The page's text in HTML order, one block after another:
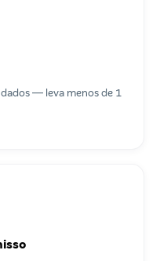
— leva menos de 1